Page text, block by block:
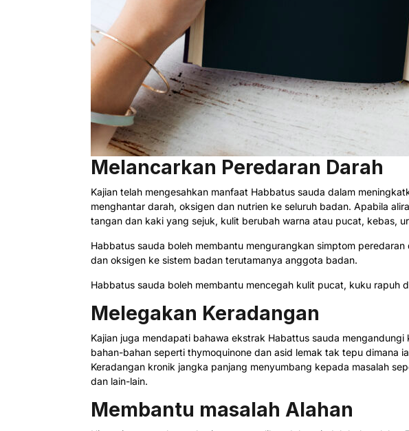
Melancarkan Peredaran Darah
Kajian telah mengesahkan manfaat Habbatus sauda dalam
menghantar darah, oksigen dan nutrien ke seluruh badan. Apabila
tangan dan kaki yang sejuk, kulit berubah warna atau pucat, kebas,
Habbatus sauda boleh membantu mengurangkan simptom
dan oksigen ke sistem badan terutamanya anggota badan.
Habbatus sauda boleh membantu mencegah kulit pucat, kuku rapuh
Melegakan Keradangan
Kajian juga mendapati bahawa ekstrak Habattus sauda
bahan-bahan seperti thymoquinone dan asid lemak tak tepu dimana
Keradangan kronik jangka panjang menyumbang kepada masalah
dan lain-lain.
Membantu masalah Alahan